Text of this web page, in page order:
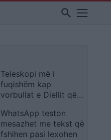
search
Teleskopi më i
fuqishëm kap
vorbullat e Diellit që
Tokë
WhatsApp teston
mesazhet me tekst që
fshihen pasi lexohen